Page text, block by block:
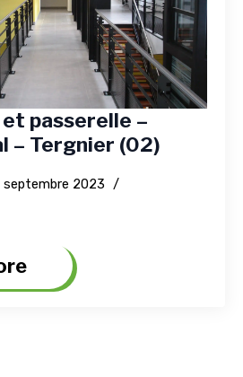
passerelle –
– Tergnier (02)
septembre 2023